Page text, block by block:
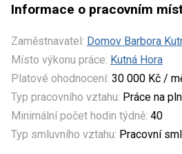
Informace o pracovním
Zaměstnavatel: Domov Barbora
Místo výkonu práce: Kutná Hora
Platové ohodnocení: 30 000 Kč /
Typ pracovního vztahu: Práce na
Minimální počet hodin týdně: 40
Typ smluvního vztahu: Pracovní